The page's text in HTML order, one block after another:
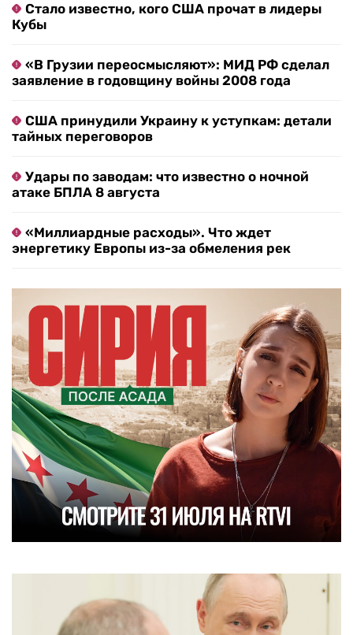
Стало известно, кого США прочат в лидеры
Кубы
«В Грузии переосмысляют»: МИД РФ сделал
заявление в годовщину войны 2008 года
США принудили Украину к уступкам: детали
тайных переговоров
Удары по заводам: что известно о ночной
атаке БПЛА 8 августа
«Миллиардные расходы». Что ждет
энергетику Европы из-за обмеления рек